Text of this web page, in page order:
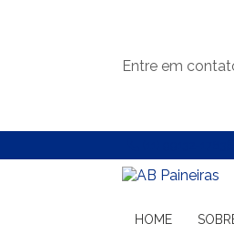
Entre em
HOME